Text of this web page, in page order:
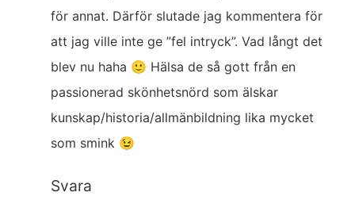
för annat. Därför slutade jag kommentera för
att jag ville inte ge ”fel intryck”. Vad långt det
blev nu haha 🙂 Hälsa de så gott från en
passionerad skönhetsnörd som älskar
kunskap/historia/allmänbildning lika mycket
som smink 😉
Svara